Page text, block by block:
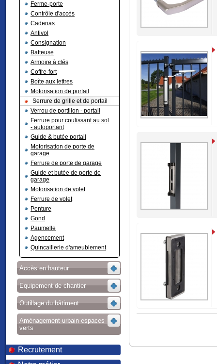
Ferme-porte
Contrôle d'accès
Cadenas
Antivol
Consignation
Batteuse
Armoire à clés
Coffre-fort
Boîte aux lettres
Motorisation de portail
Serrure de grille et de portail
Verrou de portillon - portail
Ferrure pour coulissant au sol
- autoportant
Guide & butée portail
Motorisation de porte de
garage
Ferrure de porte de garage
Guide et butée de porte de
garage
Motorisation de volet
Ferrure de volet
Penture
Gond
Paumelle
Agencement
Quincaillerie d'ameublement
Accès en hauteur
Equipement de chantier
Outillage du bâtiment
Aménagement urbain espaces
verts
Recrutement